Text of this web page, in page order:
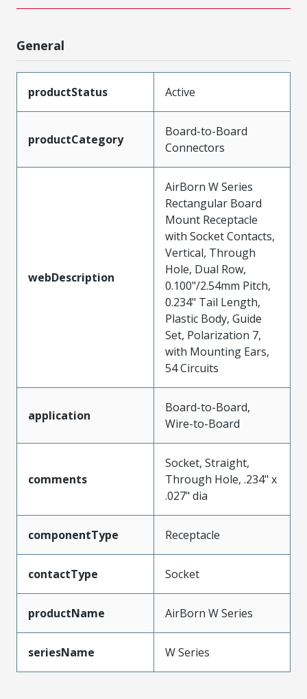
General
productStatus Active
productCategory
Board-to-Board
Connectors
webDescription
AirBorn W Series
Rectangular Board
Mount Receptacle
with Socket Contacts,
Vertical, Through
Hole, Dual Row,
0.100"/2.54mm Pitch,
0.234" Tail Length,
Plastic Body, Guide
Set, Polarization 7,
with Mounting Ears,
54 Circuits
application
Board-to-Board,
Wire-to-Board
comments
Socket, Straight,
Through Hole, .234" x
.027" dia
componentType Receptacle
contactType Socket
productName AirBorn W Series
seriesName W Series